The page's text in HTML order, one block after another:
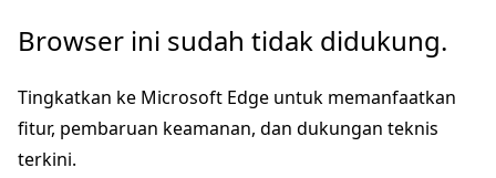
Lompati
konten
utama
Lewati
navigasi
dalam
halaman
Browser ini sudah tidak didukung.
Tingkatkan ke Microsoft Edge untuk memanfaatkan
fitur, pembaruan keamanan, dan dukungan teknis
terkini.